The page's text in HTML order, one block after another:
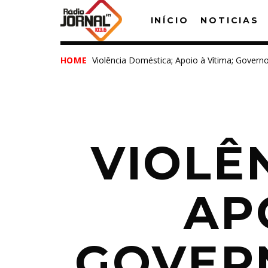
INÍCIO NOTICIAS
HOME Violência Doméstica; Apoio à Vítima;